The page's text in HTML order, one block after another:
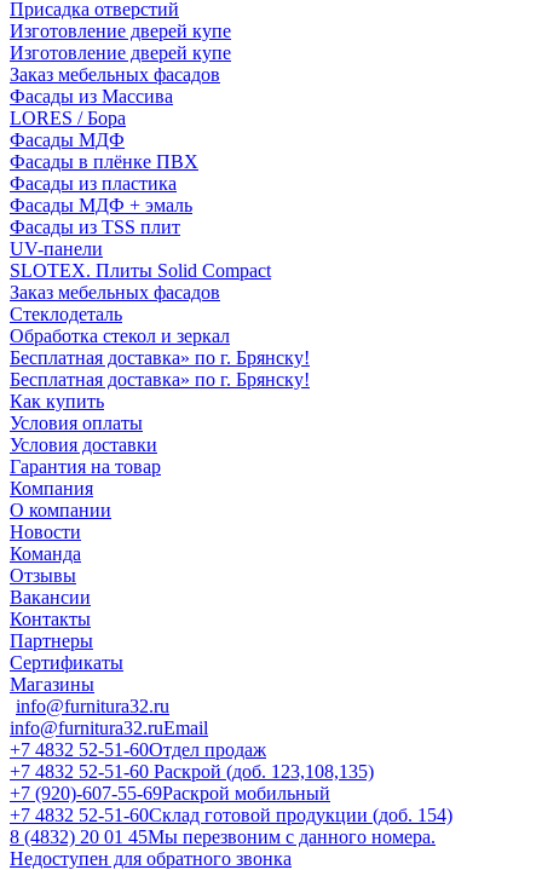
Присадка отверстий
Изготовление дверей купе
Изготовление дверей купе
Заказ мебельных фасадов
Фасады из Массива
LORES / Бора
Фасады МДФ
Фасады в плёнке ПВХ
Фасады из пластика
Фасады МДФ + эмаль
Фасады из TSS плит
UV-панели
SLOTEX. Плиты Solid Compact
Заказ мебельных фасадов
Стеклодеталь
Обработка стекол и зеркал
Бесплатная доставка» по г. Брянску!
Бесплатная доставка» по г. Брянску!
Как купить
Условия оплаты
Условия доставки
Гарантия на товар
Компания
О компании
Новости
Команда
Отзывы
Вакансии
Контакты
Партнеры
Сертификаты
Магазины
info@furnitura32.ru
info@furnitura32.ruEmail
+7 4832 52-51-60Отдел продаж
+7 4832 52-51-60 Раскрой (доб. 123,108,135)
+7 (920)-607-55-69Раскрой мобильный
+7 4832 52-51-60Склад готовой продукции (доб. 154)
8 (4832) 20 01 45Мы перезвоним с данного номера.
Недоступен для обратного звонка